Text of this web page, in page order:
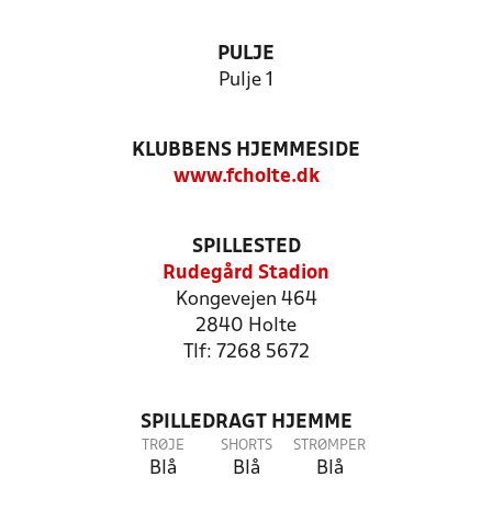
PULJE
Pulje 1
KLUBBENS HJEMMESIDE
www.fcholte.dk
SPILLESTED
Rudegård Stadion
Kongevejen 464
2840 Holte
Tlf: 7268 5672
SPILLEDRAGT HJEMME
TRØJE
Blå
SHORTS
Blå
STRØMPER
Blå